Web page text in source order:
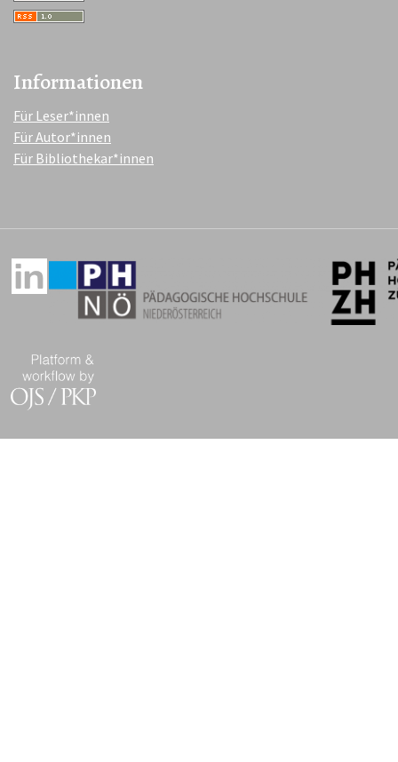
Informationen
Für Leser*innen
Für Autor*innen
Für Bibliothekar*innen